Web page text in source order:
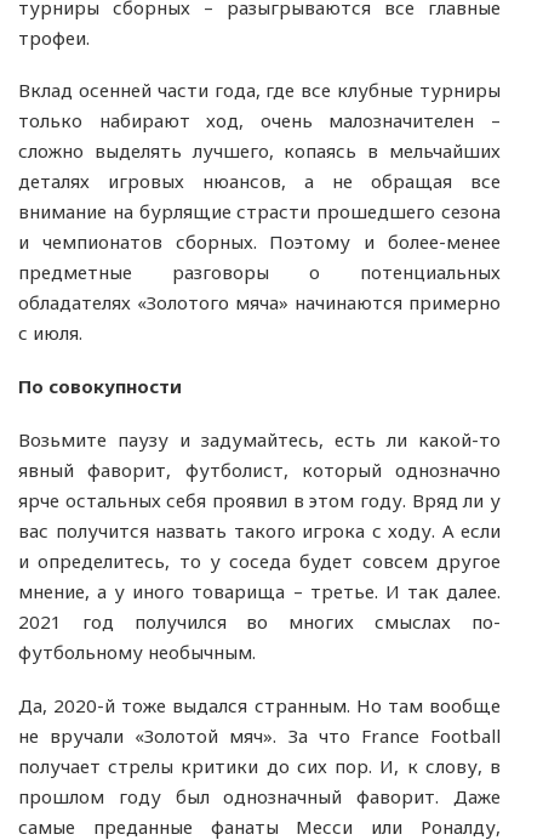
турниры сборных – разыгрываются все главные
трофеи.
Вклад осенней части года, где все клубные турниры
только набирают ход, очень малозначителен –
сложно выделять лучшего, копаясь в мельчайших
деталях игровых нюансов, а не обращая все
внимание на бурлящие страсти прошедшего сезона
и чемпионатов сборных. Поэтому и более-менее
предметные разговоры о потенциальных
обладателях «Золотого мяча» начинаются примерно
с июля.
По совокупности
Возьмите паузу и задумайтесь, есть ли какой-то
явный фаворит, футболист, который однозначно
ярче остальных себя проявил в этом году. Вряд ли у
вас получится назвать такого игрока с ходу. А если
и определитесь, то у соседа будет совсем другое
мнение, а у иного товарища – третье. И так далее.
2021 год получился во многих смыслах по-
футбольному необычным.
Да, 2020-й тоже выдался странным. Но там вообще
не вручали «Золотой мяч». За что France Football
получает стрелы критики до сих пор. И, к слову, в
прошлом году был однозначный фаворит. Даже
самые преданные фанаты Месси или Роналду,